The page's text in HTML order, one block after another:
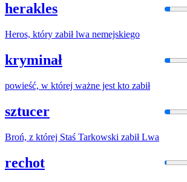
herakles
Heros, który zabiłlwa nemejskiego
kryminał
powieść, w której ważne jest kto zabił
sztucer
Broń, z której Staś Tarkowski zabiłLwa
rechot